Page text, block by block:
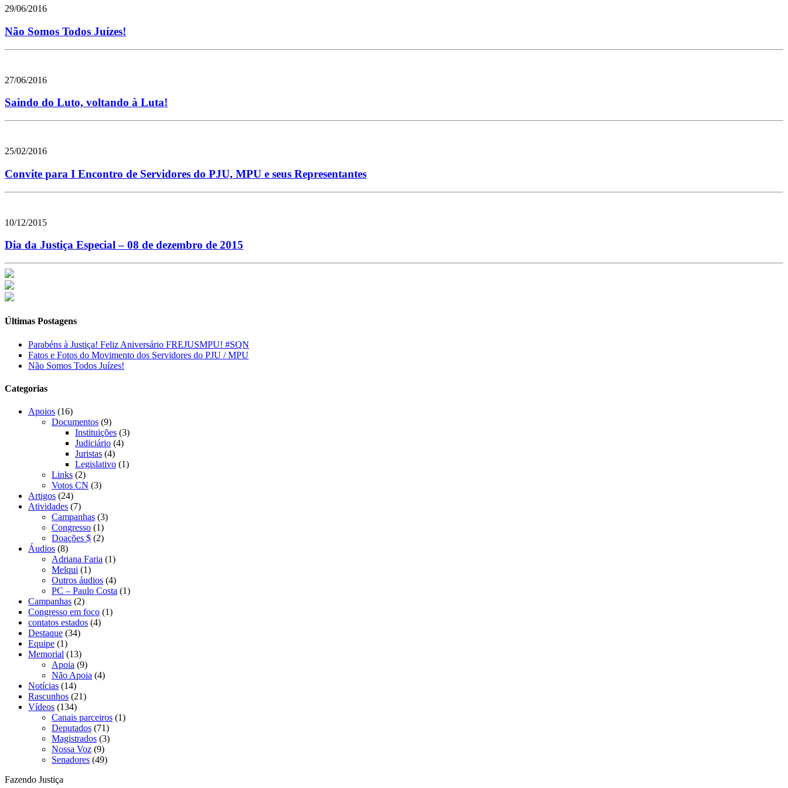
29/06/2016
Não Somos Todos Juízes!
27/06/2016
Saindo do Luto, voltando à Luta!
25/02/2016
Convite para I Encontro de Servidores do PJU, MPU e seus Representantes
10/12/2015
Dia da Justiça Especial – 08 de dezembro de 2015
Últimas Postagens
Parabéns à Justiça! Feliz Aniversário FREJUSMPU! #SQN
Fatos e Fotos do Movimento dos Servidores do PJU / MPU
Não Somos Todos Juízes!
Categorias
Apoios (16)
Documentos (9)
Instituições (3)
Judiciário (4)
Juristas (4)
Legislativo (1)
Links (2)
Votos CN (3)
Artigos (24)
Atividades (7)
Campanhas (3)
Congresso (1)
Doações $ (2)
Áudios (8)
Adriana Faria (1)
Melqui (1)
Outros áudios (4)
PC – Paulo Costa (1)
Campanhas (2)
Congresso em foco (1)
contatos estados (4)
Destaque (34)
Equipe (1)
Memorial (13)
Apoia (9)
Não Apoia (4)
Notícias (14)
Rascunhos (21)
Vídeos (134)
Canais parceiros (1)
Deputados (71)
Magistrados (3)
Nossa Voz (9)
Senadores (49)
Fazendo Justiça